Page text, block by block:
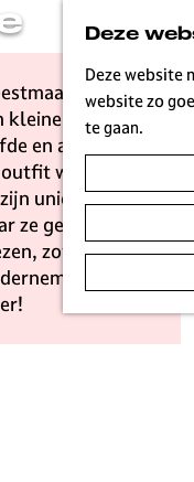
Deze
Deze website
website zo
te gaan.
bij
sfeervolle
en aandacht bij
waarin je alle
unieke winkels
ze genoeg
zowel voor jou
maken